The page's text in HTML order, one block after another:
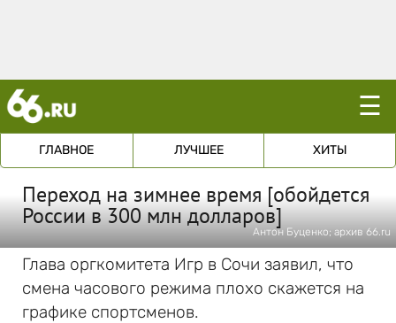
☰
ГЛАВНОЕ ЛУЧШЕЕ ХИТЫ
Переход на зимнее время [обойдется
России в 300 млн долларов]
Антон Буценко; архив 66.ru
Глава оргкомитета Игр в Сочи заявил, что
смена часового режима плохо скажется на
графике спортсменов.